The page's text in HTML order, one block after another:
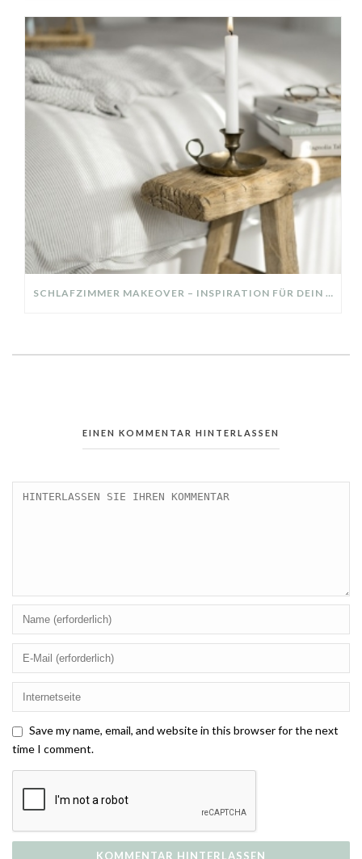
SCHLAFZIMMER MAKEOVER – INSPIRATION FÜR DEIN SCHLAFZIMMER: AUS ALT MACH NEU – HELL, GEMÜTLICH UND EINLADEND
EINEN KOMMENTAR HINTERLASSEN
Save my name, email, and website in this browser for the next
time I comment.